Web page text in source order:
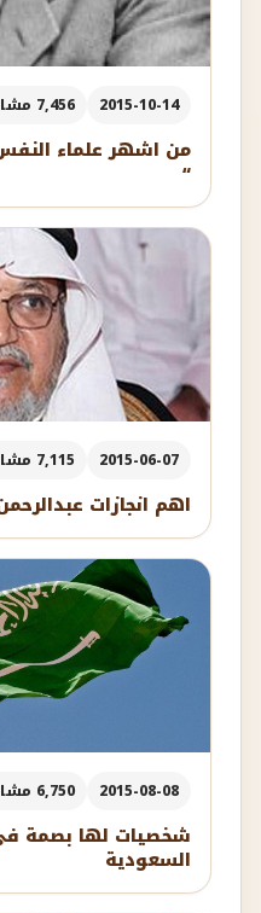
2015-10-14 7,456 مشاهدة
من اشهر علماء
“
2015-06-07 7,115 مشاهدة
اهم انجازات
2015-08-08 6,750 مشاهدة
شخصيات لها بصمة في
السعودية